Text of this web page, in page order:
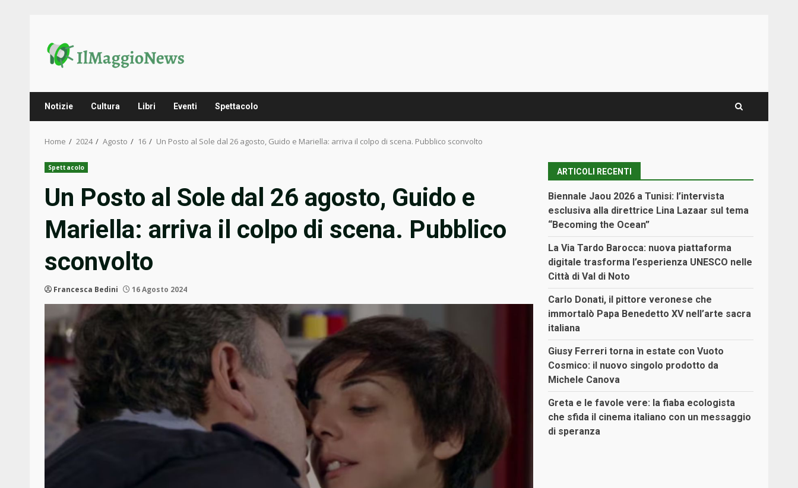
content
Notizie Cultura Libri Eventi Spettacolo
Home 2024 Agosto 16 Un Posto al Sole dal 26 agosto, Guido e Mariella: arriva il colpo di scena. Pubblico sconvolto
Spettacolo
Un Posto al Sole dal 26 agosto, Guido e
Mariella: arriva il colpo di scena. Pubblico
sconvolto
Francesca Bedini 16 Agosto 2024
ARTICOLI RECENTI
Biennale Jaou 2026 a Tunisi: l’intervista
esclusiva alla direttrice Lina Lazaar sul tema
“Becoming the Ocean”
La Via Tardo Barocca: nuova piattaforma
digitale trasforma l’esperienza UNESCO nelle
Città di Val di Noto
Carlo Donati, il pittore veronese che
immortalò Papa Benedetto XV nell’arte sacra
italiana
Giusy Ferreri torna in estate con Vuoto
Cosmico: il nuovo singolo prodotto da
Michele Canova
Greta e le favole vere: la fiaba ecologista
che sfida il cinema italiano con un messaggio
di speranza